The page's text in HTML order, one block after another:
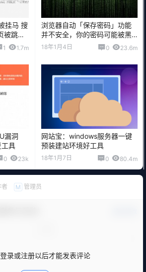
挂马 搜
被跳
1 1.7m
浏览器自动「保存密码」功能
并不安全，你的密码可能被黑
客记下来了
18年1月4日 0 23.6m
漏洞
具
0 23k
网站宝：windows服务器一键
预装建站环境好工具
18年1月7日 0 80.4m
M 管理员
录或注册以后才能发表评论